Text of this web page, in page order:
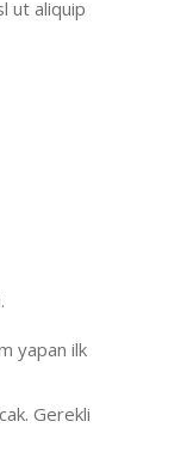
ut aliquip
yapan ilk
Gerekli